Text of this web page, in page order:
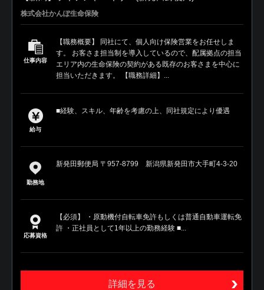
株式会社かんぽ生命保険
仕事内容
【職務概要】 同社にて、個人向け保険営業をお任せしま
す。 お客さま担当制を導入しているので、配属拠点の担当
エリア内の生命保険の契約がある既存のお客さまを中心に
担当いただきます。 【職務詳細】...
給与
■経験、スキル、年齢を考慮の上、同社規定により優遇
勤務地
新発田郵便局 〒957-8799 新潟県新発田市大手町4-3-20
応募資格
【必須】 ・原動機付自転車免許もしくは普通自動車運転免
許 ・正社員として1年以上の勤務経験 ■...
詳細を見る